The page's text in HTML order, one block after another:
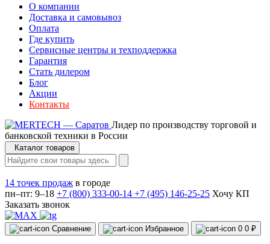
О компании
Доставка и самовывоз
Оплата
Где купить
Сервисные центры и техподдержка
Гарантия
Стать дилером
Блог
Акции
Контакты
Лидер по производству торговой и
банковской техники в России
Каталог товаров
14 точек продаж в городе
пн–пт: 9–18 +7 (800) 333-00-14 +7 (495) 146-25-25 Хочу КП
Заказать звонок
Сравнение Избранное 0 0 ₽